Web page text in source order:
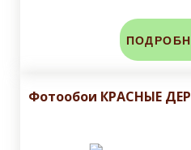
Фотообои КРАСНЫЕ